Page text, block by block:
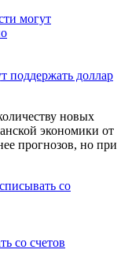
поддержать доллар
новых
экономики от
прогнозов, но при
со счетов